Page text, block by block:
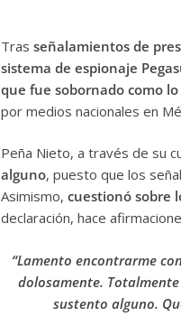
Tras señalamientos de
sistema de espionaje
que fue sobornado como
por medios nacionales en
Peña Nieto, a través de su
alguno, puesto que los
Asimismo, cuestionó sobre
declaración, hace
“Lamento encontrarme
dolosamente.
sustento alguno.